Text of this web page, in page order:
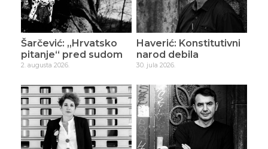
Šarčević: „Hrvatsko
pitanje“ pred sudom
2. augusta 2026.
Haverić: Konstitutivni
narod debila
30. jula 2026.